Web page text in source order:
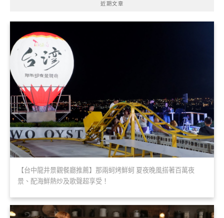
近期文章
【台中龍井景觀餐廳推薦】那兩蚵烤鮮蚵 夏夜晚風搭著百萬夜
景、配海鮮熱炒及歌聲超享受！